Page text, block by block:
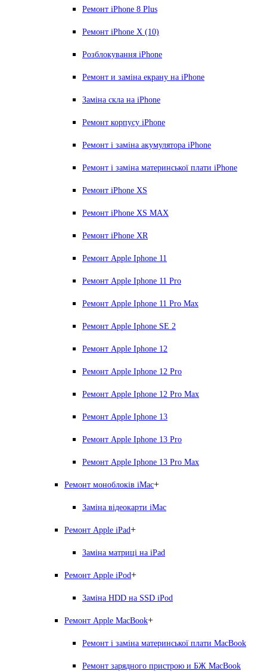
Ремонт iPhone 8 Plus
Ремонт iPhone X (10)
Розблокування iPhone
Ремонт и заміна екрану на iPhone
Заміна скла на iPhone
Ремонт корпусу iPhone
Ремонт і заміна акумулятора iPhone
Ремонт і заміна материнської плати iPhone
Ремонт iPhone XS
Ремонт iPhone XS MAX
Ремонт iPhone XR
Ремонт Apple Iphone 11
Ремонт Apple Iphone 11 Pro
Ремонт Apple Iphone 11 Pro Max
Ремонт Apple Iphone SE 2
Ремонт Apple Iphone 12
Ремонт Apple Iphone 12 Pro
Ремонт Apple Iphone 12 Pro Max
Ремонт Apple Iphone 13
Ремонт Apple Iphone 13 Pro
Ремонт Apple Iphone 13 Pro Max
Ремонт моноблоків iMac+
Заміна відеокарти iMac
Ремонт Apple iPad+
Заміна матриці на iPad
Ремонт Apple iPod+
Заміна HDD на SSD iPod
Ремонт Apple MacBook+
Ремонт і заміна материнської плати MacBook
Ремонт зарядного пристрою и БЖ MacBook